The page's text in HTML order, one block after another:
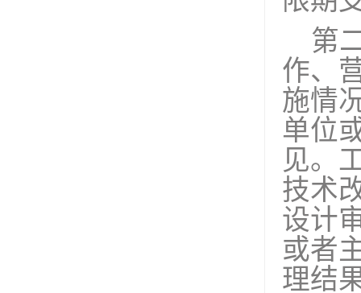
第
作、
施情
单位
见。
技术
设计
或者
理结